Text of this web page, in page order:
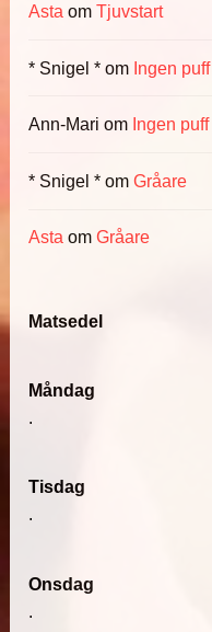
Asta omTjuvstart
* Snigel * om Ingen puff
Ann-Mari om Ingen puff
* Snigel * omGråare
Asta omGråare
Matsedel
Måndag
.
Tisdag
.
Onsdag
.